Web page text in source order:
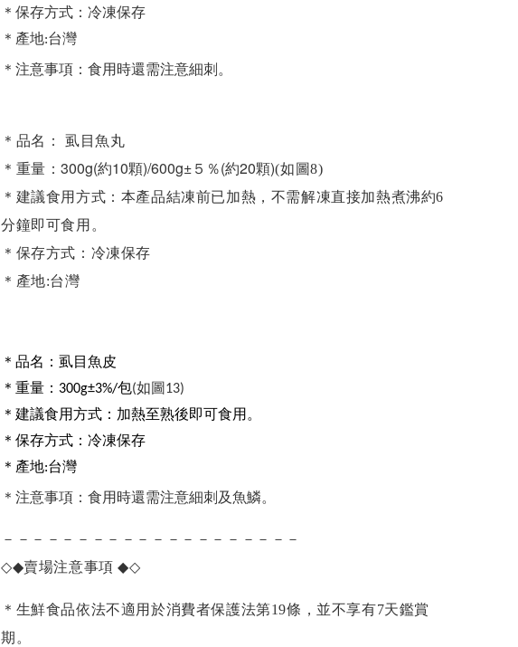
＊保存方式：冷凍保存
＊產地:台灣
＊注意事項：食用時還需注意細刺。
＊品名： 虱目魚丸
＊重量：300g(約10顆)/600g±５％(約20顆)(如圖8)
＊建議食用方式：本產品結凍前已加熱，不需解凍直接加熱煮沸約6
分鐘即可食用。
＊保存方式：冷凍保存
＊產地:台灣
＊品名：虱目魚皮
＊重量：300g±3%/包(如圖13)
＊建議食用方式： 加熱至熟後即可食用。
＊保存方式：冷凍保存
＊產地:台灣
＊注意事項：食用時還需注意細刺及魚鱗。
－－－－－－－－－－－－－－－－－－－－
◇◆賣場注意事項◆◇
＊生鮮食品依法不適用於消費者保護法第19條，並不享有7天鑑賞
期。